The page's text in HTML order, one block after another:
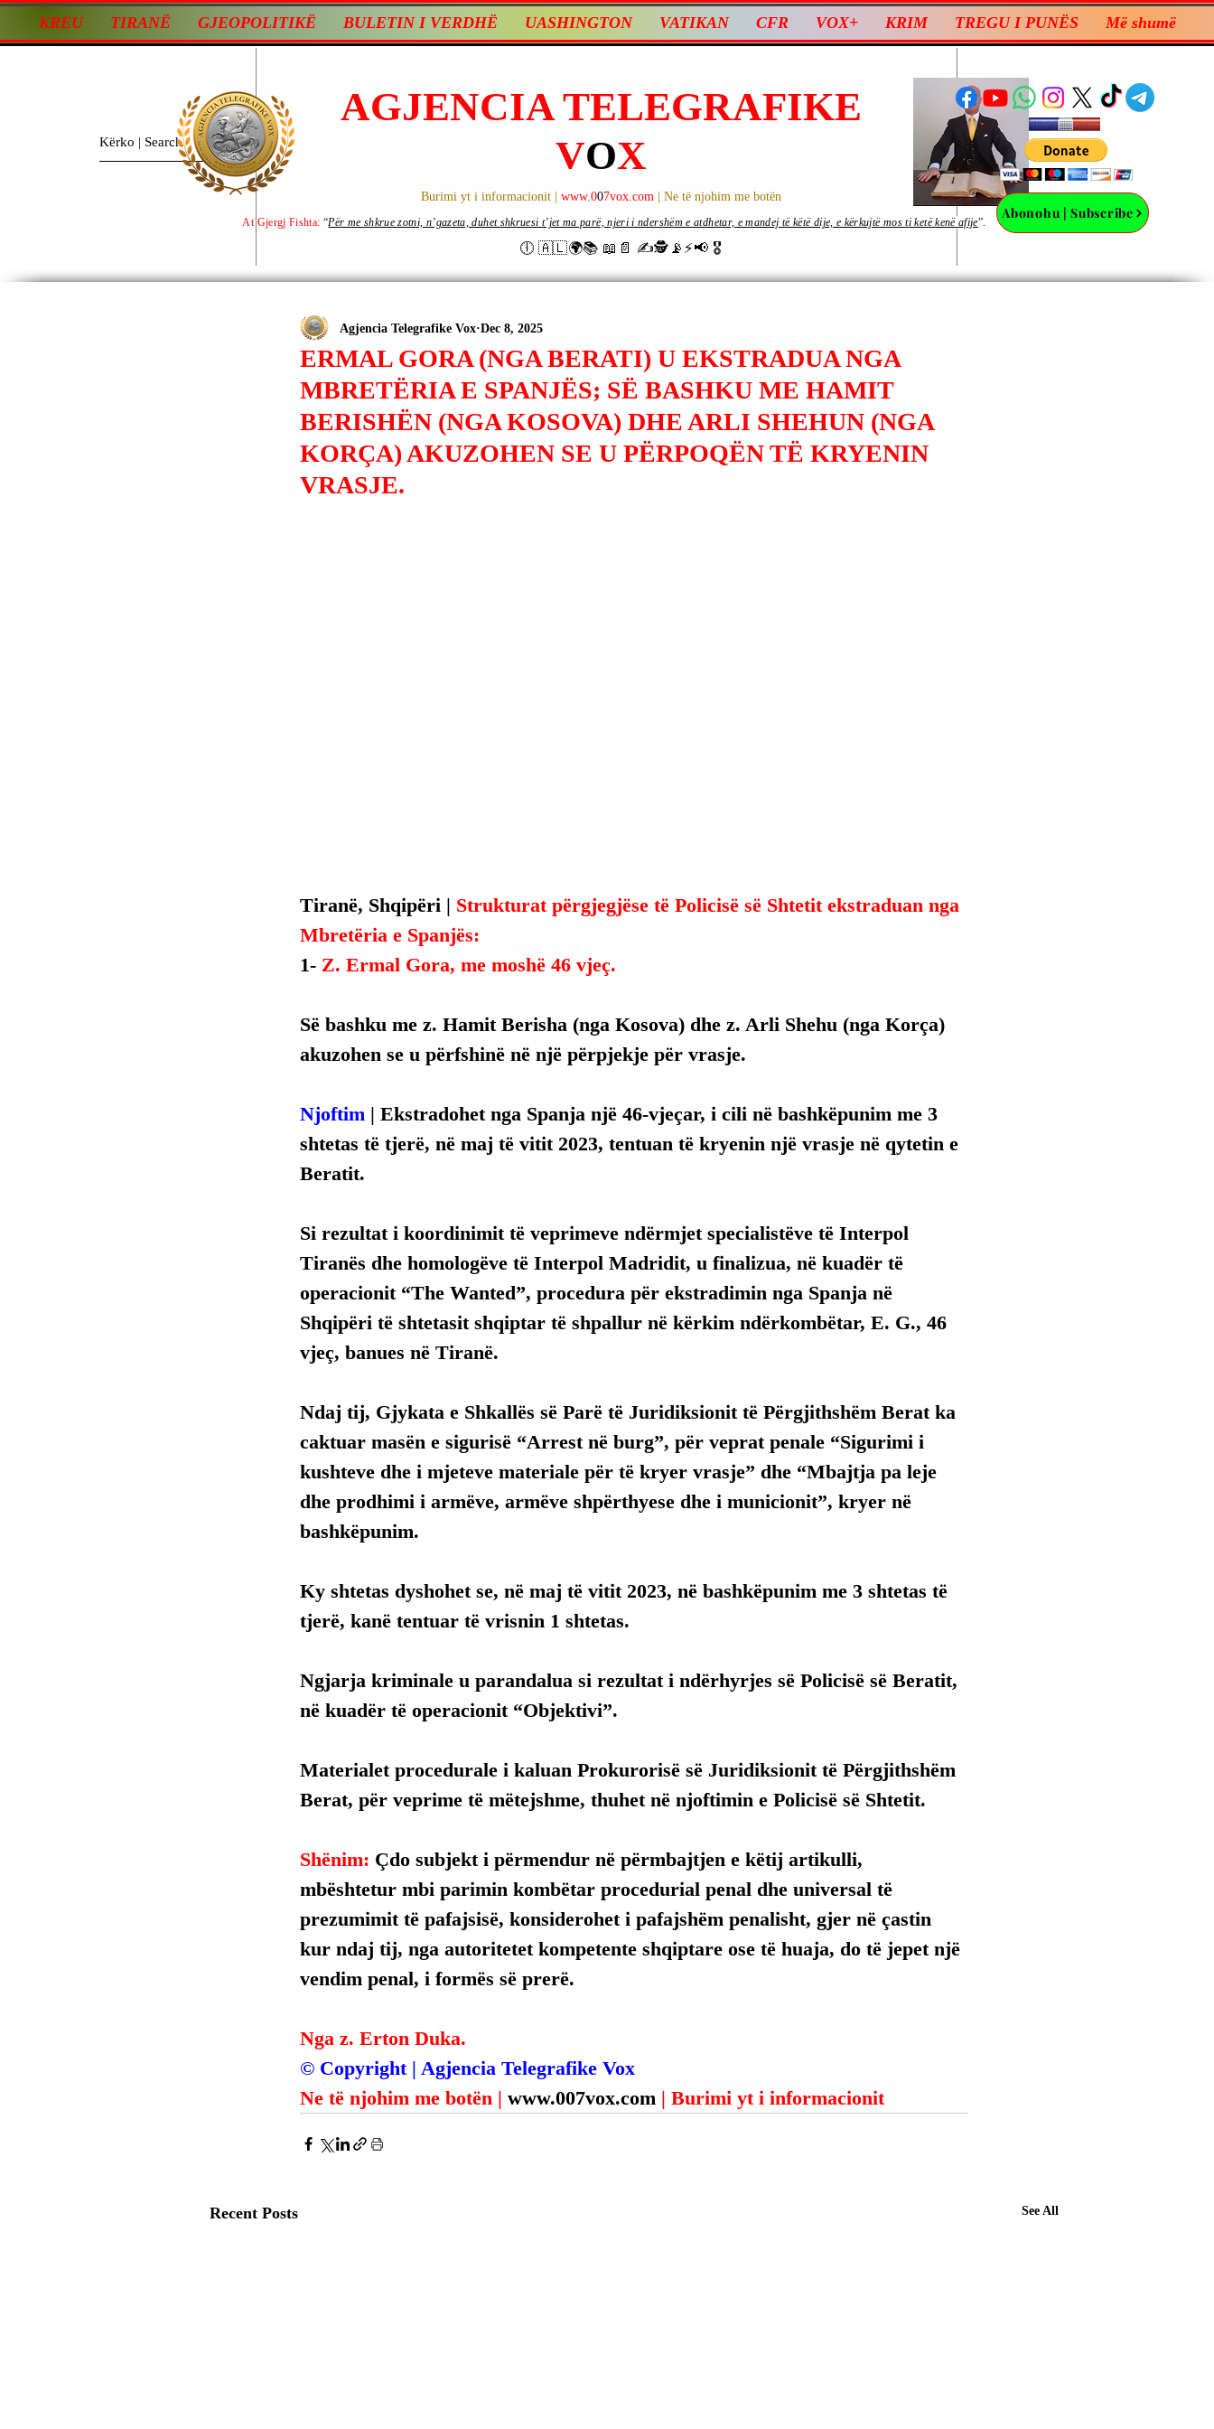
KREU TIRANË GJEOPOLITIKË BULETIN I VERDHË UASHINGTON VATIKAN CFR VOX+ KRIM TREGU I PUNËS Më shumë
AGJENCIA TELEGRAFIKE
VOX
Burimi yt i informacionit | www.007vox.com | Ne të njohim me botën
🕕 🇦🇱🌍📚 📖📄 ✍🕵️📡⚡️📢 🎖
Abonohu | Subscribe
At Gjergj Fishta: “Për me shkrue zotni, n’gazeta, duhet shkruesi t’jet ma parë, njeri i ndershëm e atdhetar, e mandej të këtë dije, e kërkujtë mos ti ketë kenë afije”.
ERMAL GORA (NGA BERATI) U EKSTRADUA NGA
MBRETËRIA E SPANJËS; SË BASHKU ME HAMIT
BERISHËN (NGA KOSOVA) DHE ARLI SHEHUN (NGA
KORÇA) AKUZOHEN SE U PËRPOQËN TË KRYENIN
VRASJE.
Agjencia Telegrafike Vox Dec 8, 2025
Tiranë, Shqipëri | Strukturat përgjegjëse të Policisë së Shtetit ekstraduan nga
Mbretëria e Spanjës:
1- Z. Ermal Gora, me moshë 46 vjeç.
Së bashku me z. Hamit Berisha (nga Kosova) dhe z. Arli Shehu (nga Korça)
akuzohen se u përfshinë në një përpjekje për vrasje.
Njoftim | Ekstradohet nga Spanja një 46-vjeçar, i cili në bashkëpunim me 3
shtetas të tjerë, në maj të vitit 2023, tentuan të kryenin një vrasje në qytetin e
Beratit.
Si rezultat i koordinimit të veprimeve ndërmjet specialistëve të Interpol
Tiranës dhe homologëve të Interpol Madridit, u finalizua, në kuadër të
operacionit “The Wanted”, procedura për ekstradimin nga Spanja në
Shqipëri të shtetasit shqiptar të shpallur në kërkim ndërkombëtar, E. G., 46
vjeç, banues në Tiranë.
Ndaj tij, Gjykata e Shkallës së Parë të Juridiksionit të Përgjithshëm Berat ka
caktuar masën e sigurisë “Arrest në burg”, për veprat penale “Sigurimi i
kushteve dhe i mjeteve materiale për të kryer vrasje” dhe “Mbajtja pa leje
dhe prodhimi i armëve, armëve shpërthyese dhe i municionit”, kryer në
bashkëpunim.
Ky shtetas dyshohet se, në maj të vitit 2023, në bashkëpunim me 3 shtetas të
tjerë, kanë tentuar të vrisnin 1 shtetas.
Ngjarja kriminale u parandalua si rezultat i ndërhyrjes së Policisë së Beratit,
në kuadër të operacionit “Objektivi”.
Materialet procedurale i kaluan Prokurorisë së Juridiksionit të Përgjithshëm
Berat, për veprime të mëtejshme, thuhet në njoftimin e Policisë së Shtetit.
Shënim: Çdo subjekt i përmendur në përmbajtjen e këtij artikulli,
mbështetur mbi parimin kombëtar procedurial penal dhe universal të
prezumimit të pafajsisë, konsiderohet i pafajshëm penalisht, gjer në çastin
kur ndaj tij, nga autoritetet kompetente shqiptare ose të huaja, do të jepet një
vendim penal, i formës së prerë.
Nga z. Erton Duka.
© Copyright | Agjencia Telegrafike Vox
Ne të njohim me botën | www.007vox.com | Burimi yt i informacionit
Recent Posts See All